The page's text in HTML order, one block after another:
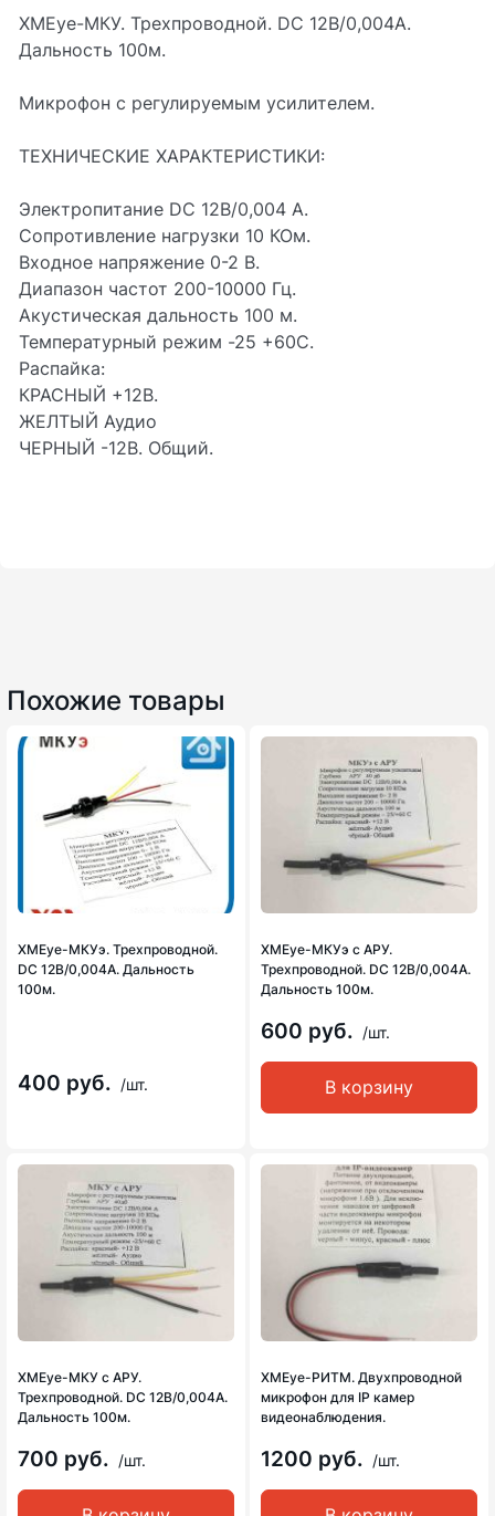
XMEye-МКУ. Трехпроводной. DC 12В/0,004А.
Дальность 100м.
Микрофон с регулируемым усилителем.
ТЕХНИЧЕСКИЕ ХАРАКТЕРИСТИКИ:
Электропитание DC 12В/0,004 А.
Сопротивление нагрузки 10 КОм.
Входное напряжение 0-2 В.
Диапазон частот 200-10000 Гц.
Акустическая дальность 100 м.
Температурный режим -25 +60С.
Распайка:
КРАСНЫЙ +12В.
ЖЕЛТЫЙ Аудио
ЧЕРНЫЙ -12В. Общий.
Похожие товары
XMEye-МКУэ. Трехпроводной.
DC 12В/0,004А. Дальность
100м.
400 руб. /шт.
XMEye-МКУэ с АРУ.
Трехпроводной. DC 12В/0,004А.
Дальность 100м.
600 руб. /шт.
В корзину
XMEye-МКУ с АРУ.
Трехпроводной. DC 12В/0,004А.
Дальность 100м.
700 руб. /шт.
XMEye-РИТМ. Двухпроводной
микрофон для IP камер
видеонаблюдения.
1200 руб. /шт.